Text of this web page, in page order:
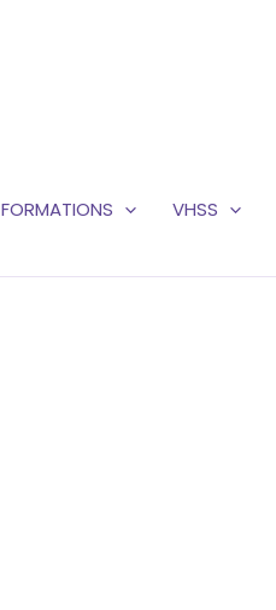
FORMATIONS VHSS